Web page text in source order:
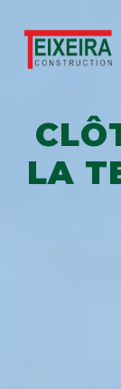
LA